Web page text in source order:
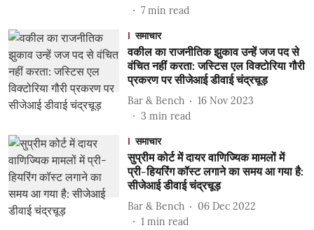
7 min read
समाचार
वकील का राजनीतिक झुकाव उन्हें जज पद से
वंचित नहीं करता: जस्टिस एल विक्टोरिया गौरी
प्रकरण पर सीजेआई डीवाई चंद्रचूड़
Bar & Bench
16 Nov 2023
3 min read
समाचार
सुप्रीम कोर्ट में दायर वाणिज्यिक मामलों में
प्री-हियरिंग कॉस्ट लगाने का समय आ गया है:
सीजेआई डीवाई चंद्रचूड़
Bar & Bench
06 Dec 2022
1 min read